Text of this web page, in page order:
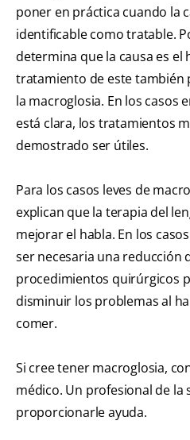
poner en práctica cuando la
identificable como tratable.
determina que la causa es
tratamiento de este también
la macroglosia. En los casos
está clara, los tratamientos
demostrado ser útiles.
Para los casos leves de
explican que la terapia del
mejorar el habla. En los
ser necesaria una reducción
procedimientos quirúrgicos
disminuir los problemas al
comer.
Si cree tener macroglosia,
médico. Un profesional de la
proporcionarle ayuda.